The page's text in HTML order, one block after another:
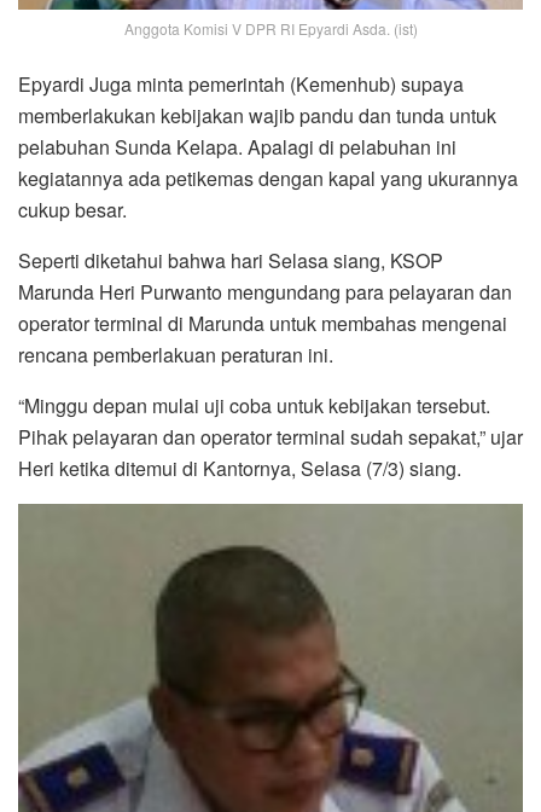
Anggota Komisi V DPR RI Epyardi Asda. (ist)
Epyardi Juga minta pemerintah (Kemenhub) supaya
memberlakukan kebijakan wajib pandu dan tunda untuk
pelabuhan Sunda Kelapa. Apalagi di pelabuhan ini
kegiatannya ada petikemas dengan kapal yang ukurannya
cukup besar.
Seperti diketahui bahwa hari Selasa siang, KSOP
Marunda Heri Purwanto mengundang para pelayaran dan
operator terminal di Marunda untuk membahas mengenai
rencana pemberlakuan peraturan ini.
“Minggu depan mulai uji coba untuk kebijakan tersebut.
Pihak pelayaran dan operator terminal sudah sepakat,” ujar
Heri ketika ditemui di Kantornya, Selasa (7/3) siang.